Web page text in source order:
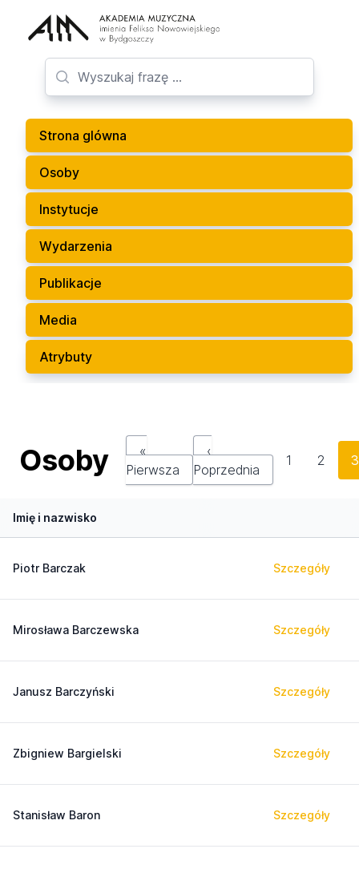
Strona glówna
Osoby
Instytucje
Wydarzenia
Publikacje
Media
Atrybuty
Osoby
«
Pierwsza
‹
Poprzednia
1 2 3
Imię i nazwisko
Piotr Barczak Szczegóły
Mirosława Barczewska Szczegóły
Janusz Barczyński Szczegóły
Zbigniew Bargielski Szczegóły
Stanisław Baron Szczegóły